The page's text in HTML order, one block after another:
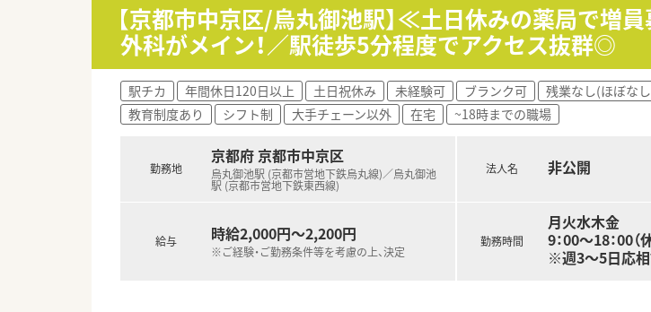
【京都市中京区/烏丸御池駅】≪土日休みの薬局で
外科がメイン！／駅徒歩5分程度でアクセス抜群◎
駅チカ 年間休日120日以上 土日祝休み 未経験可 ブランク可 残業なし(ほぼな
教育制度あり
シフト制 大手チェーン以外 在宅 ~18時までの職場
勤務地
京都府 京都市中京区
烏丸御池駅 (京都市営地下鉄烏丸線)／烏丸御池
駅 (京都市営地下鉄東西線)
給与 時給2,000円～2,200円
※ご経験・ご勤務条件等を考慮の上、決定
法人名 非公開
勤務時間
月火水木金
9：00～18：00（
※週3～5日応